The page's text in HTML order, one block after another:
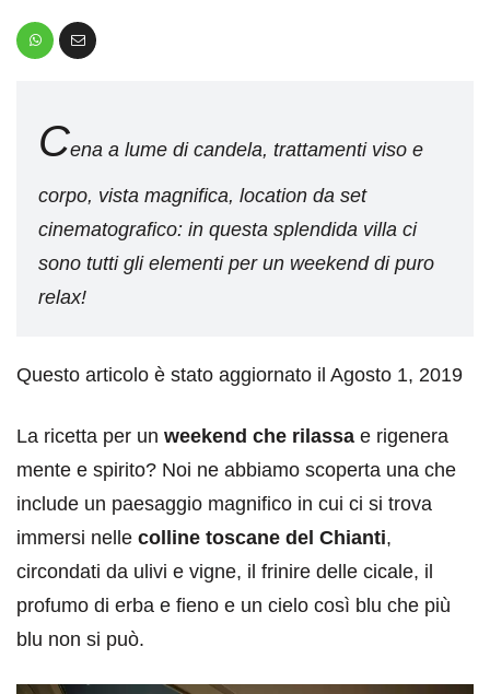
Cena a lume di candela, trattamenti viso e
corpo, vista magnifica, location da set
cinematografico: in questa splendida villa ci
sono tutti gli elementi per un weekend di puro
relax!
Questo articolo è stato aggiornato il Agosto 1, 2019
La ricetta per un weekend che rilassa e rigenera
mente e spirito? Noi ne abbiamo scoperta una che
include un paesaggio magnifico in cui ci si trova
immersi nelle colline toscane del Chianti,
circondati da ulivi e vigne, il frinire delle cicale, il
profumo di erba e fieno e un cielo così blu che più
blu non si può.